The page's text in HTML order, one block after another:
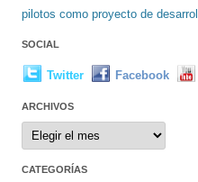
pilotos como proyecto de
SOCIAL
Twitter Facebook
ARCHIVOS
Archivos
CATEGORÍAS